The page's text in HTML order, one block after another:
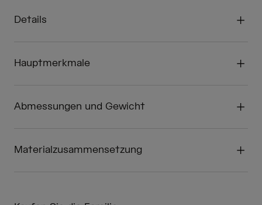
Details
Hauptmerkmale
Abmessungen und Gewicht
Materialzusammensetzung